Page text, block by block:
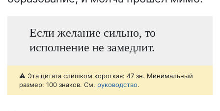
Если желание сильно, то
исполнение не замедлит.
⚠️ Эта цитата слишком короткая: 47 зн. Минимальный
размер: 100 знаков. См. руководство.